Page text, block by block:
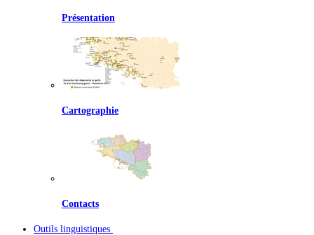
Présentation
Cartographie
Contacts
Outils linguistiques